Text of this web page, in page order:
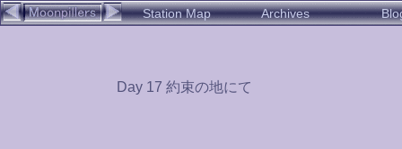
Station Map Archives
Day 17 約束の地にて